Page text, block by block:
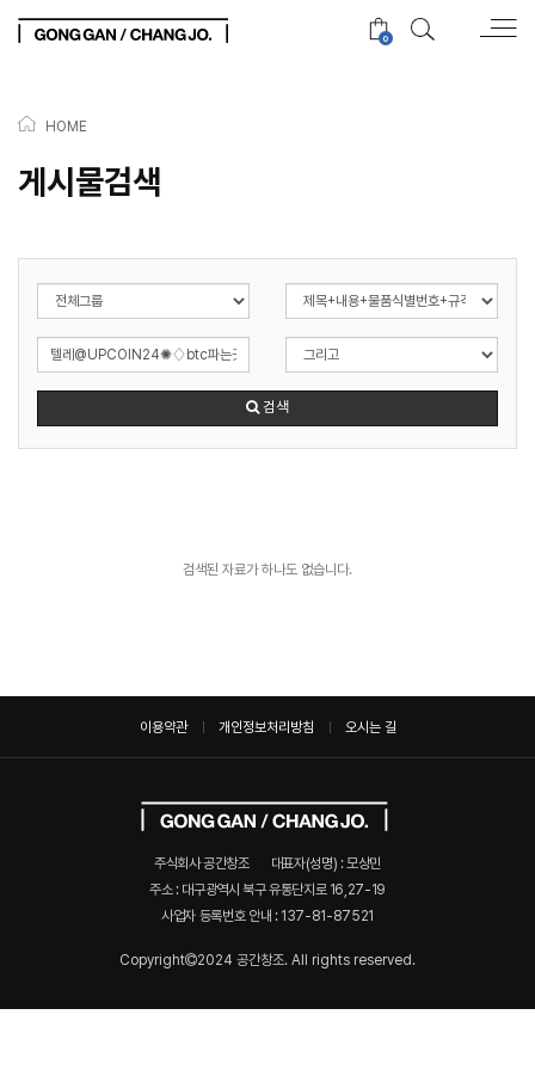
0
HOME
게시물검색
검색
검색된 자료가 하나도 없습니다.
이용약관 개인정보처리방침 오시는 길
주식회사 공간창조
대표자(성명) : 모상민
주소 : 대구광역시 북구 유통단지로 16,27-19
사업자 등록번호 안내 : 137-81-87521
Copyright 2024 공간창조. All rights reserved.